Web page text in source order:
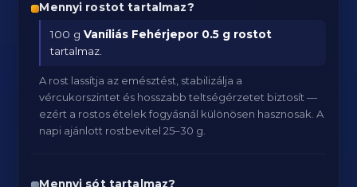
Mennyi rostot tartalmaz?
100 gVaníliás Fehérjepor 0.5 g rostot
tartalmaz.
A rost lassítja az emésztést, stabilizálja a
vércukorszintet és hosszabb teltségérzetet biztosít —
ezért a rostos ételek fogyásnál különösen hasznosak. A
napi ajánlott rostbevitel 25–30 g.
Mennyi sót tartalmaz?